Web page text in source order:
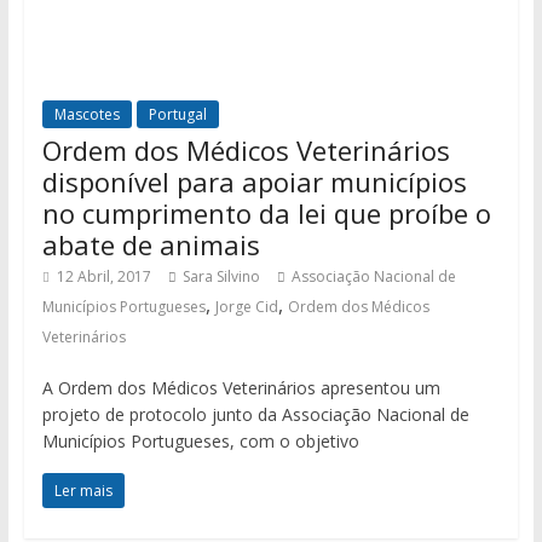
Mascotes Portugal
Ordem dos Médicos Veterinários
disponível para apoiar municípios
no cumprimento da lei que proíbe o
abate de animais
12 Abril, 2017 Sara Silvino
Associação Nacional de
Municípios Portugueses, Jorge Cid, Ordem dos Médicos
Veterinários
A Ordem dos Médicos Veterinários apresentou um
projeto de protocolo junto da Associação Nacional de
Municípios Portugueses, com o objetivo
Ler mais